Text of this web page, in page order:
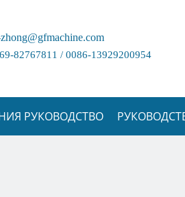
82767811 / 0086-13929200954
РУКОВОДСТВО